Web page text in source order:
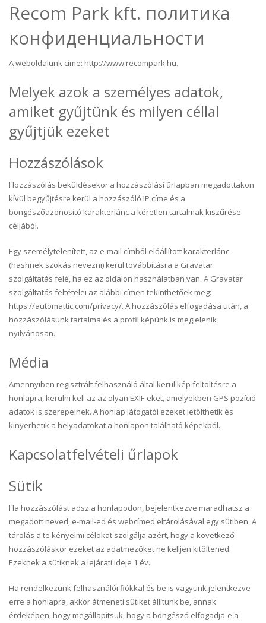
Recom Park kft. политика
конфиденциальности
A weboldalunk címe: http://www.recompark.hu.
Melyek azok a személyes adatok,
amiket gyűjtünk és milyen céllal
gyűjtjük ezeket
Hozzászólások
Hozzászólás beküldésekor a hozzászólási űrlapban megadottakon
kívül begyűjtésre kerül a hozzászóló IP címe és a
böngészőazonosító karakterlánc a kéretlen tartalmak kiszűrése
céljából.
Egy személytelenített, az e-mail címből előállított karakterlánc
(hashnek szokás nevezni) kerül továbbításra a Gravatar
szolgáltatás felé, ha ez az oldalon használatban van. A Gravatar
szolgáltatás feltételei az alábbi címen tekinthetőek meg:
https://automattic.com/privacy/. A hozzászólás elfogadása után, a
hozzászólásunk tartalma és a profil képünk is megjelenik
nyilvánosan.
Média
Amennyiben regisztrált felhasználó által kerül kép feltöltésre a
honlapra, kerülni kell az az olyan EXIF-eket, amelyekben GPS pozíció
adatok is szerepelnek. A honlap látogatói ezeket letölthetik és
kinyerhetik a helyadatokat a honlapon található képekből.
Kapcsolatfelvételi űrlapok
Sütik
Ha hozzászólást adsz a honlapodon, bejelentkezve maradhatsz a
megadott neved, e-mail-ed és webcímed eltárolásával egy sütiben. A
tárolás a te kényelmi célokat szolgálja azért, hogy a következő
hozzászóláskor ezeket az adatmezőket ne kelljen kitöltened.
Ezeknek a sütiknek a lejárati ideje 1 év.
Ha rendelkezünk felhasználói fiókkal és be is vagyunk jelentkezve
erre a honlapra, akkor átmeneti sütiket állítunk be, annak
érdekében, hogy megállapítsuk, hogy a böngésző elfogadja-e a